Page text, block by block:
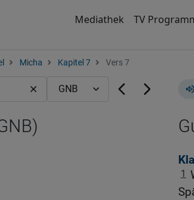
Mediathek TV
Micha Kapitel 7 Vers 7
1